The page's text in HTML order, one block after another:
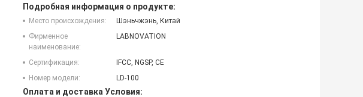
Подробная информация о продукте:
Место происхождения:
Шэньчжэнь, Китай
Фирменное
наименование:
LABNOVATION
Сертификация:
IFCC, NGSP, CE
Номер модели:
LD-100
Оплата и доставка Условия: